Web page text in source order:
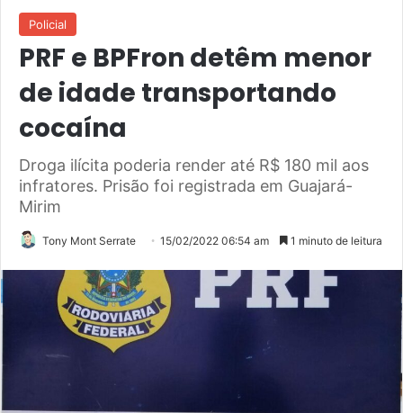
Policial
PRF e BPFron detêm menor
de idade transportando
cocaína
Droga ilícita poderia render até R$ 180 mil aos
infratores. Prisão foi registrada em Guajará-
Mirim
Tony Mont Serrate 15/02/2022 06:54 am 1 minuto de leitura